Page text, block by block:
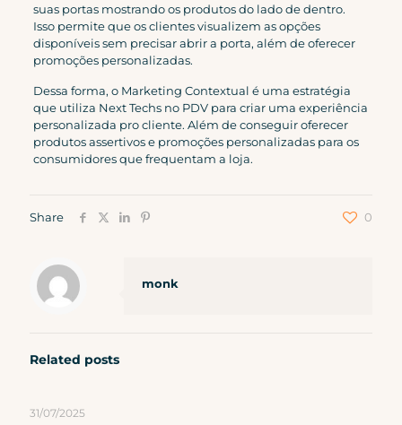
suas portas mostrando os produtos do lado de dentro.
Isso permite que os clientes visualizem as opções
disponíveis sem precisar abrir a porta, além de oferecer
promoções personalizadas.
Dessa forma, o Marketing Contextual é uma estratégia
que utiliza Next Techs no PDV para criar uma experiência
personalizada pro cliente. Além de conseguir oferecer
produtos assertivos e promoções personalizadas para os
consumidores que frequentam a loja.
Share 0
monk
Related posts
31/07/2025